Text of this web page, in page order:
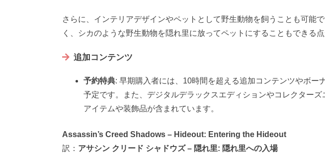
さらに、インテリアデザインやペットとして野生動物を飼うことも可能
く、シカのような野生動物を隠れ里に放ってペットにすることもできる点
追加コンテンツ
予約特典: 早期購入者には、10時間を超える追加コンテンツやボー
予定です。また、デジタルデラックスエディションやコレクター
アイテムや装飾品が含まれています。
Assassin’s Creed Shadows – Hideout: Entering the Hideout
訳： アサシン クリード シャドウズ – 隠れ里: 隠れ里への入場